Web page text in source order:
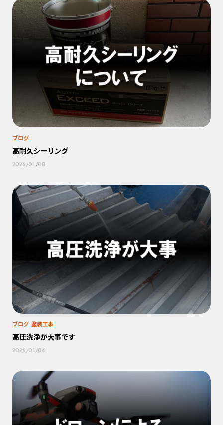
ブログ
高耐久シーリング
2026/01/08
ブログ 塗装工事
高圧洗浄が大事です
2026/01/04